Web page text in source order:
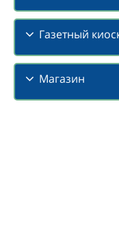
Газетный
Магазин